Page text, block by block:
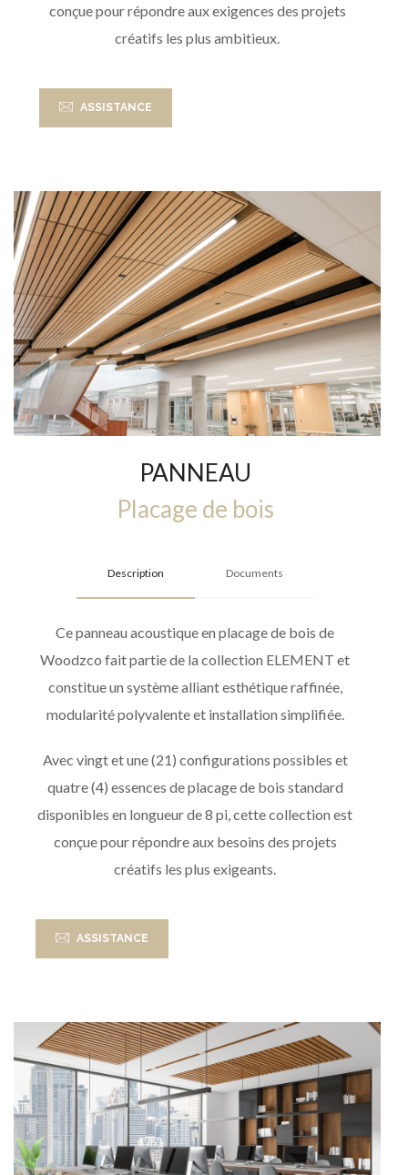
conçue pour répondre aux exigences des projets
créatifs les plus ambitieux.
ASSISTANCE
PANNEAU
Placage de bois
Description Documents
Ce panneau acoustique en placage de bois de
Woodzco fait partie de la collection ELEMENT et
constitue un système alliant esthétique raffinée,
modularité polyvalente et installation simplifiée.
Avec vingt et une (21) configurations possibles et
quatre (4) essences de placage de bois standard
disponibles en longueur de 8 pi, cette collection est
conçue pour répondre aux besoins des projets
créatifs les plus exigeants.
ASSISTANCE